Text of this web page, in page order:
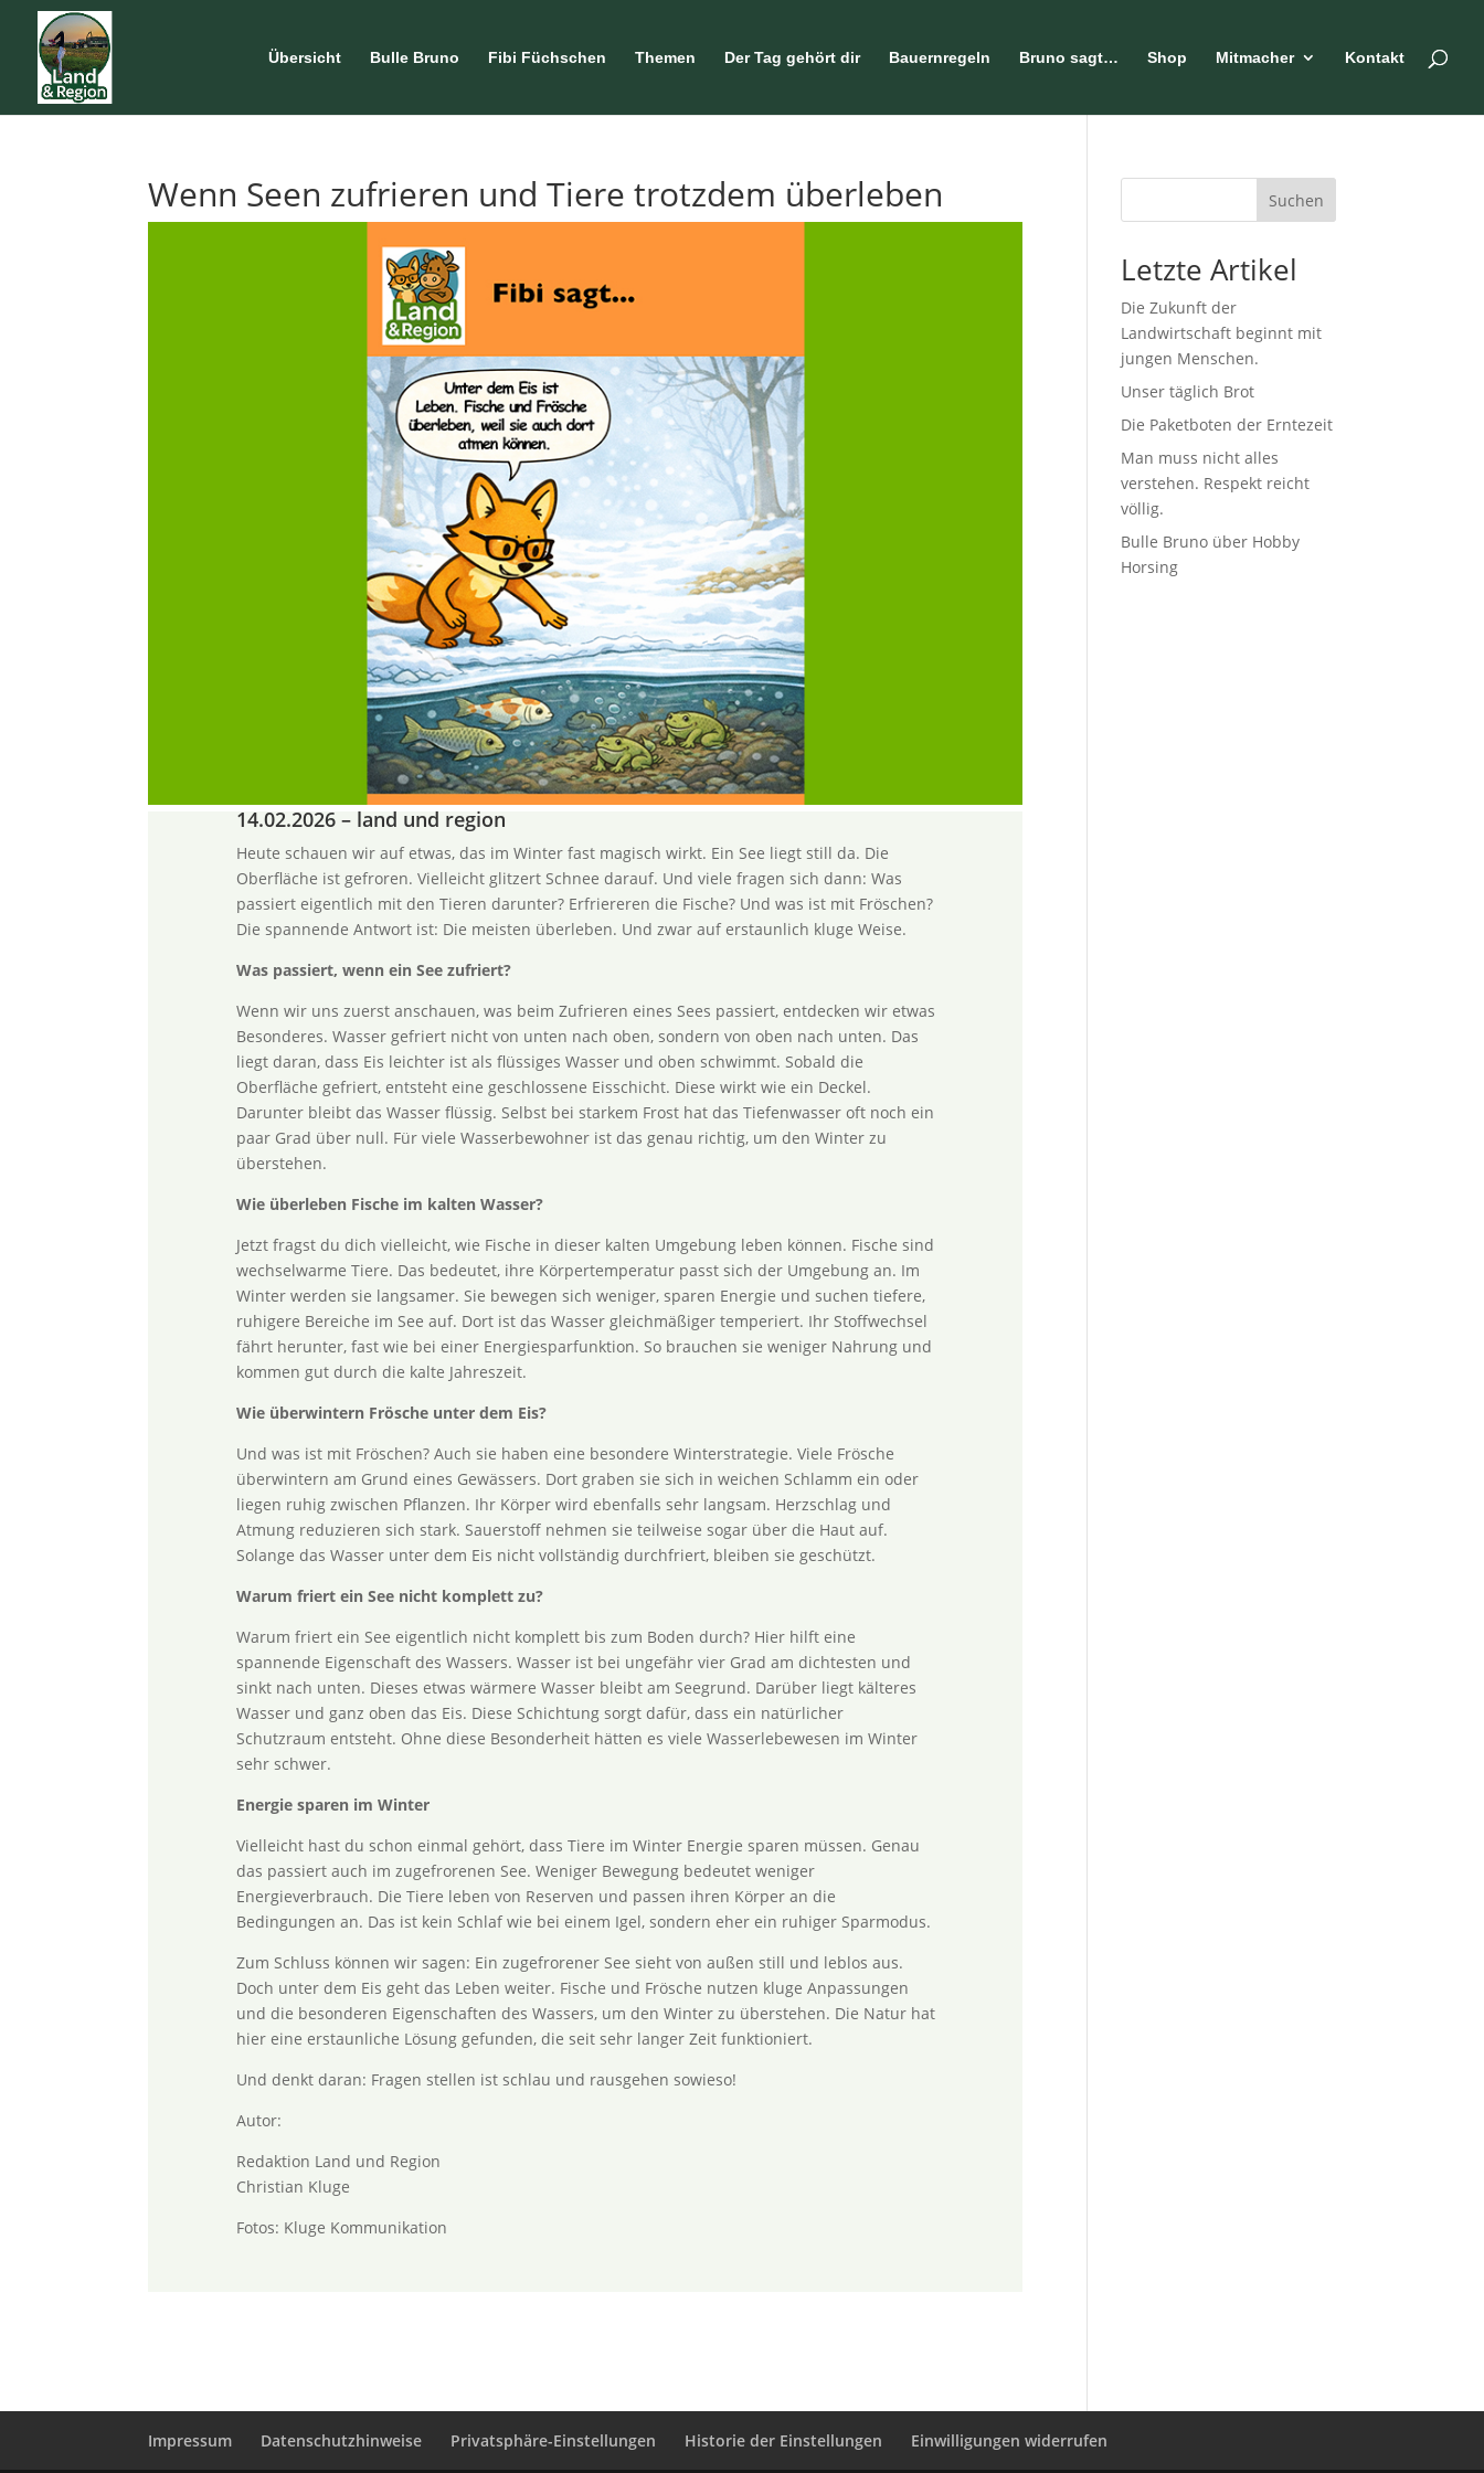
Übersicht Bulle Bruno Fibi Füchschen Themen Der Tag gehört dir Bauernregeln Bruno sagt… Shop Mitmacher Kontakt
Wenn Seen zufrieren und Tiere trotzdem überleben
14.02.2026 – land und region
Heute schauen wir auf etwas, das im Winter fast magisch wirkt. Ein See liegt still da. Die
Oberfläche ist gefroren. Vielleicht glitzert Schnee darauf. Und viele fragen sich dann: Was
passiert eigentlich mit den Tieren darunter? Erfriereren die Fische? Und was ist mit Fröschen?
Die spannende Antwort ist: Die meisten überleben. Und zwar auf erstaunlich kluge Weise.
Was passiert, wenn ein See zufriert?
Wenn wir uns zuerst anschauen, was beim Zufrieren eines Sees passiert, entdecken wir etwas
Besonderes. Wasser gefriert nicht von unten nach oben, sondern von oben nach unten. Das
liegt daran, dass Eis leichter ist als flüssiges Wasser und oben schwimmt. Sobald die
Oberfläche gefriert, entsteht eine geschlossene Eisschicht. Diese wirkt wie ein Deckel.
Darunter bleibt das Wasser flüssig. Selbst bei starkem Frost hat das Tiefenwasser oft noch ein
paar Grad über null. Für viele Wasserbewohner ist das genau richtig, um den Winter zu
überstehen.
Wie überleben Fische im kalten Wasser?
Jetzt fragst du dich vielleicht, wie Fische in dieser kalten Umgebung leben können. Fische sind
wechselwarme Tiere. Das bedeutet, ihre Körpertemperatur passt sich der Umgebung an. Im
Winter werden sie langsamer. Sie bewegen sich weniger, sparen Energie und suchen tiefere,
ruhigere Bereiche im See auf. Dort ist das Wasser gleichmäßiger temperiert. Ihr Stoffwechsel
fährt herunter, fast wie bei einer Energiesparfunktion. So brauchen sie weniger Nahrung und
kommen gut durch die kalte Jahreszeit.
Wie überwintern Frösche unter dem Eis?
Und was ist mit Fröschen? Auch sie haben eine besondere Winterstrategie. Viele Frösche
überwintern am Grund eines Gewässers. Dort graben sie sich in weichen Schlamm ein oder
liegen ruhig zwischen Pflanzen. Ihr Körper wird ebenfalls sehr langsam. Herzschlag und
Atmung reduzieren sich stark. Sauerstoff nehmen sie teilweise sogar über die Haut auf.
Solange das Wasser unter dem Eis nicht vollständig durchfriert, bleiben sie geschützt.
Warum friert ein See nicht komplett zu?
Warum friert ein See eigentlich nicht komplett bis zum Boden durch? Hier hilft eine
spannende Eigenschaft des Wassers. Wasser ist bei ungefähr vier Grad am dichtesten und
sinkt nach unten. Dieses etwas wärmere Wasser bleibt am Seegrund. Darüber liegt kälteres
Wasser und ganz oben das Eis. Diese Schichtung sorgt dafür, dass ein natürlicher
Schutzraum entsteht. Ohne diese Besonderheit hätten es viele Wasserlebewesen im Winter
sehr schwer.
Energie sparen im Winter
Vielleicht hast du schon einmal gehört, dass Tiere im Winter Energie sparen müssen. Genau
das passiert auch im zugefrorenen See. Weniger Bewegung bedeutet weniger
Energieverbrauch. Die Tiere leben von Reserven und passen ihren Körper an die
Bedingungen an. Das ist kein Schlaf wie bei einem Igel, sondern eher ein ruhiger Sparmodus.
Zum Schluss können wir sagen: Ein zugefrorener See sieht von außen still und leblos aus.
Doch unter dem Eis geht das Leben weiter. Fische und Frösche nutzen kluge Anpassungen
und die besonderen Eigenschaften des Wassers, um den Winter zu überstehen. Die Natur hat
hier eine erstaunliche Lösung gefunden, die seit sehr langer Zeit funktioniert.
Und denkt daran: Fragen stellen ist schlau und rausgehen sowieso!
Autor:
Redaktion Land und Region
Christian Kluge
Fotos: Kluge Kommunikation
Suchen
Letzte Artikel
Die Zukunft der
Landwirtschaft beginnt mit
jungen Menschen.
Unser täglich Brot
Die Paketboten der Erntezeit
Man muss nicht alles
verstehen. Respekt reicht
völlig.
Bulle Bruno über Hobby
Horsing
Impressum Datenschutzhinweise Privatsphäre-Einstellungen Historie der Einstellungen Einwilligungen widerrufen